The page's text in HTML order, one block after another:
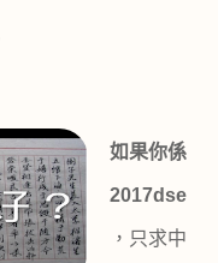
如果你係
2017dse
，只求中